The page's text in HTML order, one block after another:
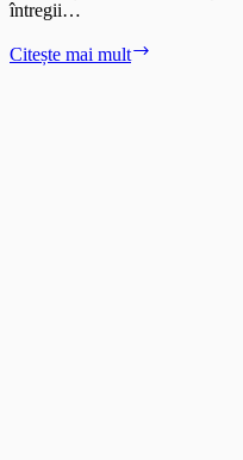
întregii…
Citește mai mult